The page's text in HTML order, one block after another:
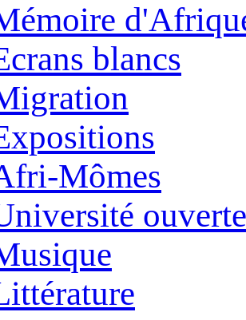
blancs
Mômes
ouverte